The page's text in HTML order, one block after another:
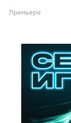
Премьера